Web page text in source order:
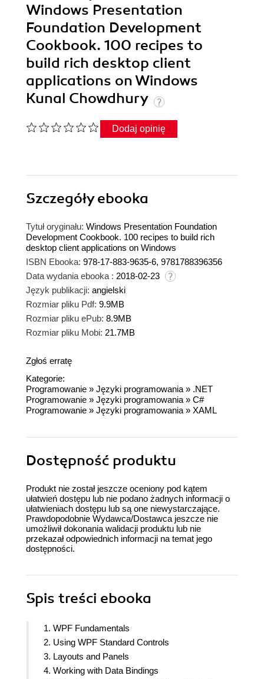
Windows Presentation
Foundation Development
Cookbook. 100 recipes to
build rich desktop client
applications on Windows
Kunal Chowdhury
Dodaj opinię
Szczegółyebooka
Tytuł oryginału: Windows Presentation Foundation
Development Cookbook. 100 recipes to build rich
desktop client applications on Windows
ISBN Ebooka: 978-17-883-9635-6, 9781788396356
Data wydania ebooka : 2018-02-23
Język publikacji: angielski
Rozmiar pliku Pdf: 9.9MB
Rozmiar pliku ePub: 8.9MB
Rozmiar pliku Mobi: 21.7MB
Zgłoś erratę
Kategorie:
Programowanie » Języki programowania » .NET
Programowanie » Języki programowania » C#
Programowanie » Języki programowania » XAML
Dostępność produktu
Produkt nie został jeszcze oceniony pod kątem
ułatwień dostępu lub nie podano żadnych informacji o
ułatwieniach dostępu lub są one niewystarczające.
Prawdopodobnie Wydawca/Dostawca jeszcze nie
umożliwił dokonania walidacji produktu lub nie
przekazał odpowiednich informacji na temat jego
dostępności.
Spis treści ebooka
1. WPF Fundamentals
2. Using WPF Standard Controls
3. Layouts and Panels
4. Working with Data Bindings